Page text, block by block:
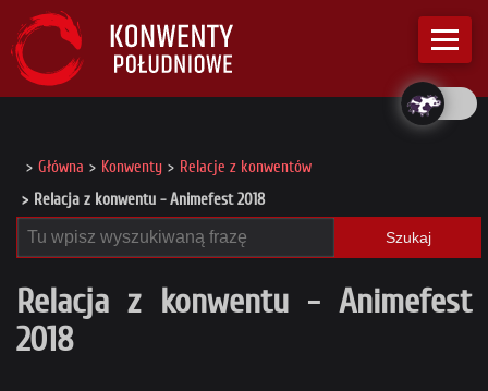
Główna Konwenty
Relacje z konwentów
Relacja z konwentu - Animefest 2018
Szukaj
Relacja z konwentu - Animefest
2018